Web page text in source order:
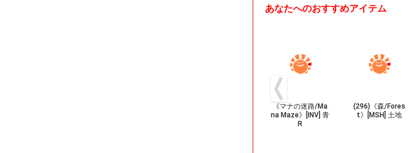
あなたへのおすすめアイテム
《マナの迷路/Ma
na Maze》[INV] 青
R
(296)《森/Fores
t》[MSH] 土地